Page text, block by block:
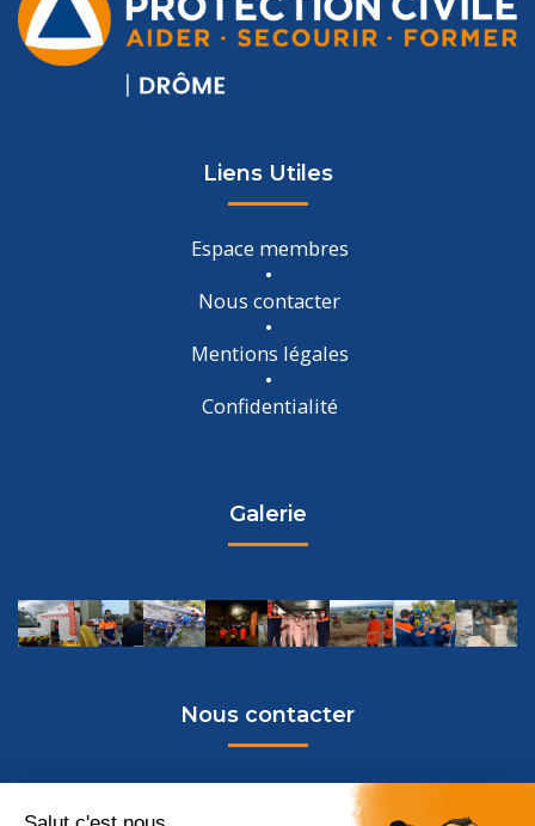
Liens Utiles
Espace membres
Nous contacter
Mentions légales
Confidentialité
Galerie
Nous contacter
Protection Civile de la Drôme
435 Chemin des Passas